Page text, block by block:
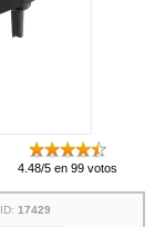
4.48/5 en 99 votos
ID:17429